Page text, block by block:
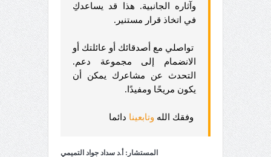
وآثاره الجانبية. هذا قد يساعدكِ
في اتخاذ قرار مستنير.
تواصلي مع أصدقائك أو عائلتك أو
الانضمام إلى مجموعة دعم.
التحدث عن مشاعرك يمكن أن
يكون مريحًا ومفيدًا.
وفقك الله وتابعينا دائما
المستشار: أ.د سداد جواد التميمي